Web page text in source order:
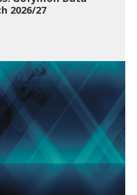
2026/27